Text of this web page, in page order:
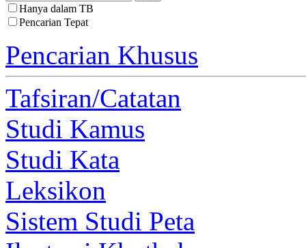
Hanya dalam TB
Pencarian Tepat
Pencarian Khusus
Tafsiran/Catatan
Studi Kamus
Studi Kata
Leksikon
Sistem Studi Peta